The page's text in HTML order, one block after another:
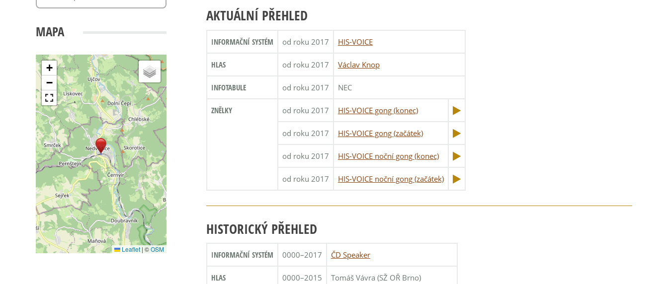
MAPA
+
−
Leaflet | ©OSM
AKTUÁLNÍ PŘEHLED
INFORMAČNÍ SYSTÉM od roku 2017 HIS-VOICE
HLAS od roku 2017 Václav Knop
INFOTABULE od roku 2017 NEC
ZNĚLKY od roku 2017 HIS-VOICE gong (konec)
od roku 2017 HIS-VOICE gong (začátek)
od roku 2017 HIS-VOICE noční gong (konec)
od roku 2017 HIS-VOICE noční gong (začátek)
HISTORICKÝ PŘEHLED
INFORMAČNÍ SYSTÉM 0000–2017 ČD Speaker
HLAS 0000–2015 Tomáš Vávra (SŽ OŘ Brno)